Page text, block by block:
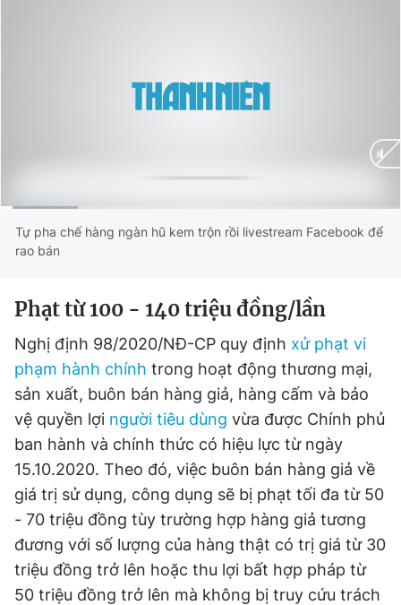
Đọc Thanh Niên trên điện thoại
Hotline
0906 645 777
Liên hệ quảng cáo
0908 780 404
Đặt báo Quảng cáo RSS Tòa soạn Chính sách bảo
Tổng biên tập: Nguyễn Ngọc Toàn
Phó tổng biên tập thường trực: Hải Thành
Phó tổng biên tập: Lâm Hiếu Dũng
Phó tổng biên tập: Trần Việt Hưng
Tổng thư ký tòa soạn: Đức Trung
Giấy phép xuất bản số 110/GP - BTTTT cấp ngày 24.3.2020
© 2003-2026 Bản quyền thuộc về Báo Thanh Niên. Cấm sao
chép dưới mọi hình thức nếu không có sự chấp thuận bằng văn
bản. Phát triển bởi ePi Technologies, JSC.
Time
Tự pha chế hàng ngàn hũ kem trộn rồi livestream Facebook để
rao bán
Phạt từ 100 - 140 triệu đồng/lần
Nghị định 98/2020/NĐ-CP quy định xử phạt vi
phạm hành chính trong hoạt động thương mại,
sản xuất, buôn bán hàng giả, hàng cấm và bảo
vệ quyền lợi người tiêu dùng vừa được Chính phủ
ban hành và chính thức có hiệu lực từ ngày
15.10.2020. Theo đó, việc buôn bán hàng giả về
giá trị sử dụng, công dụng sẽ bị phạt tối đa từ 50
- 70 triệu đồng tùy trường hợp hàng giả tương
đương với số lượng của hàng thật có trị giá từ 30
triệu đồng trở lên hoặc thu lợi bất hợp pháp từ
50 triệu đồng trở lên mà không bị truy cứu trách